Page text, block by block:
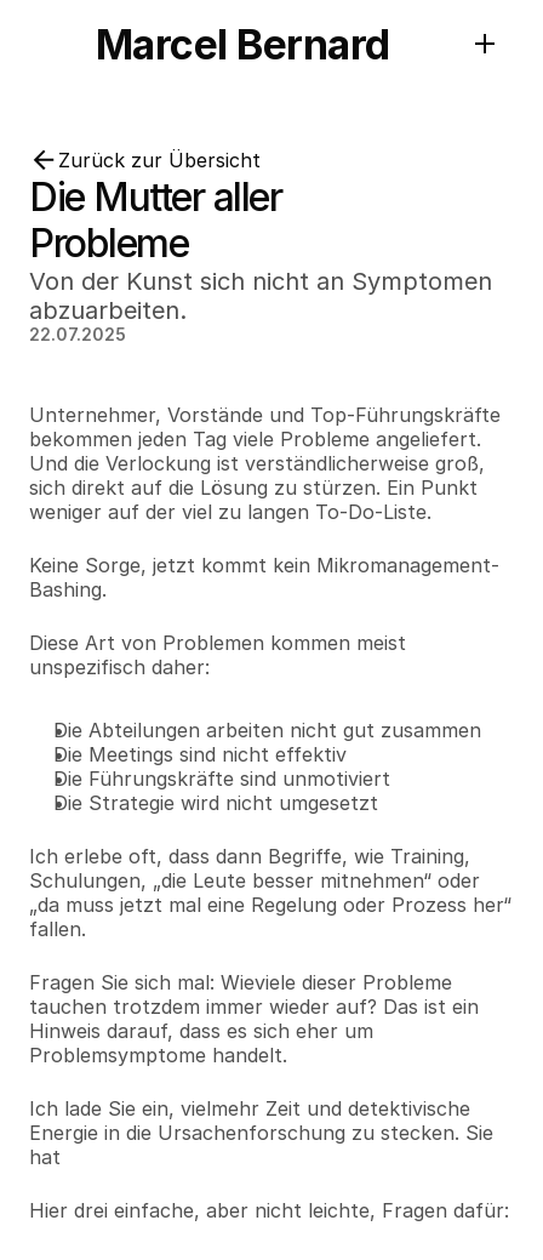
Marcel Bernard
Zurück zur Übersicht
Die Mutter aller
Probleme
Von der Kunst sich nicht an Symptomen
abzuarbeiten.
22.07.2025
Unternehmer, Vorstände und Top-Führungskräfte
bekommen jeden Tag viele Probleme angeliefert.
Und die Verlockung ist verständlicherweise groß,
sich direkt auf die Lösung zu stürzen. Ein Punkt
weniger auf der viel zu langen To-Do-Liste.
Keine Sorge, jetzt kommt kein Mikromanagement-
Bashing.
Diese Art von Problemen kommen meist
unspezifisch daher:
Die Abteilungen arbeiten nicht gut zusammen
Die Meetings sind nicht effektiv
Die Führungskräfte sind unmotiviert
Die Strategie wird nicht umgesetzt
Ich erlebe oft, dass dann Begriffe, wie Training,
Schulungen, „die Leute besser mitnehmen“ oder
„da muss jetzt mal eine Regelung oder Prozess her“
fallen.
Fragen Sie sich mal: Wieviele dieser Probleme
tauchen trotzdem immer wieder auf? Das ist ein
Hinweis darauf, dass es sich eher um
Problemsymptome handelt.
Ich lade Sie ein, vielmehr Zeit und detektivische
Energie in die Ursachenforschung zu stecken. Sie
hat
Hier drei einfache, aber nicht leichte, Fragen dafür: